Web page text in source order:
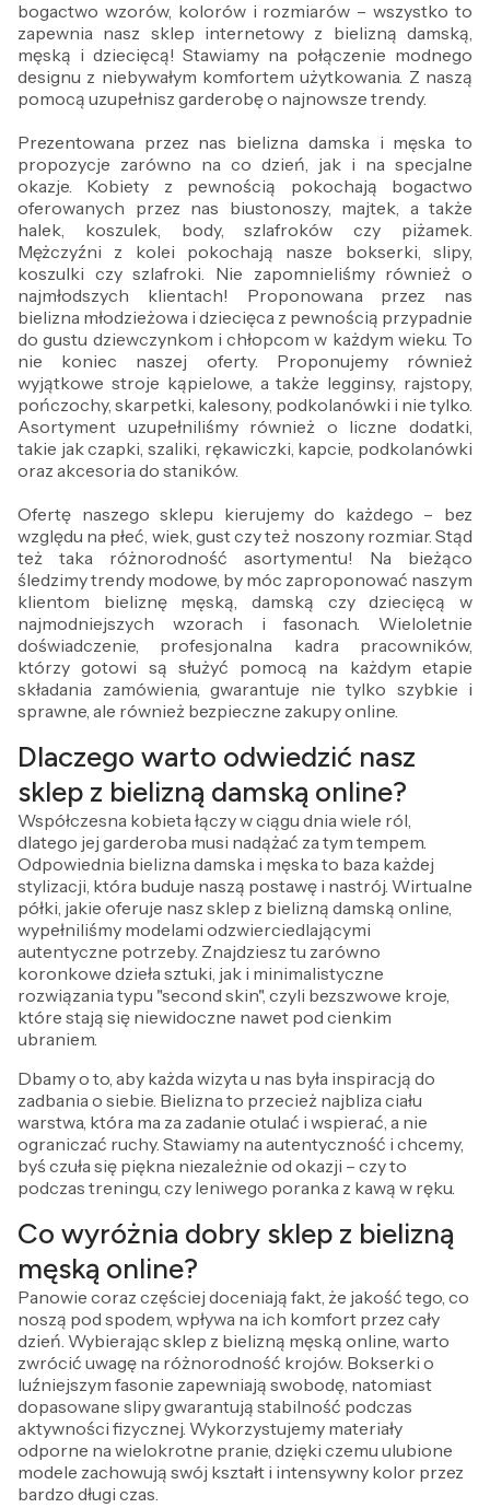
bogactwo wzorów, kolorów i rozmiarów – wszystko to
zapewnia nasz sklep internetowy z bielizną damską,
męską i dziecięcą! Stawiamy na połączenie modnego
designu z niebywałym komfortem użytkowania. Z naszą
pomocą uzupełnisz garderobę o najnowsze trendy.
Prezentowana przez nas bielizna damska i męska to
propozycje zarówno na co dzień, jak i na specjalne
okazje. Kobiety z pewnością pokochają bogactwo
oferowanych przez nas biustonoszy, majtek, a także
halek, koszulek, body, szlafroków czy piżamek.
Mężczyźni z kolei pokochają nasze bokserki, slipy,
koszulki czy szlafroki. Nie zapomnieliśmy również o
najmłodszych klientach! Proponowana przez nas
bielizna młodzieżowa i dziecięca z pewnością przypadnie
do gustu dziewczynkom i chłopcom w każdym wieku. To
nie koniec naszej oferty. Proponujemy również
wyjątkowe stroje kąpielowe, a także legginsy, rajstopy,
pończochy, skarpetki, kalesony, podkolanówki i nie tylko.
Asortyment uzupełniliśmy również o liczne dodatki,
takie jak czapki, szaliki, rękawiczki, kapcie, podkolanówki
oraz akcesoria do staników.
Ofertę naszego sklepu kierujemy do każdego – bez
względu na płeć, wiek, gust czy też noszony rozmiar. Stąd
też taka różnorodność asortymentu! Na bieżąco
śledzimy trendy modowe, by móc zaproponować naszym
klientom bieliznę męską, damską czy dziecięcą w
najmodniejszych wzorach i fasonach. Wieloletnie
doświadczenie, profesjonalna kadra pracowników,
którzy gotowi są służyć pomocą na każdym etapie
składania zamówienia, gwarantuje nie tylko szybkie i
sprawne, ale również bezpieczne zakupy online.
Dlaczego warto odwiedzić nasz
sklep z bielizną damską online?
Współczesna kobieta łączy w ciągu dnia wiele ról,
dlatego jej garderoba musi nadążać za tym tempem.
Odpowiednia bielizna damska i męska to baza każdej
stylizacji, która buduje naszą postawę i nastrój. Wirtualne
półki, jakie oferuje nasz sklep z bielizną damską online,
wypełniliśmy modelami odzwierciedlającymi
autentyczne potrzeby. Znajdziesz tu zarówno
koronkowe dzieła sztuki, jak i minimalistyczne
rozwiązania typu "second skin", czyli bezszwowe kroje,
które stają się niewidoczne nawet pod cienkim
ubraniem.
Dbamy o to, aby każda wizyta u nas była inspiracją do
zadbania o siebie. Bielizna to przecież najbliza ciału
warstwa, która ma za zadanie otulać i wspierać, a nie
ograniczać ruchy. Stawiamy na autentyczność i chcemy,
byś czuła się piękna niezależnie od okazji – czy to
podczas treningu, czy leniwego poranka z kawą w ręku.
Co wyróżnia dobry sklep z bielizną
męską online?
Panowie coraz częściej doceniają fakt, że jakość tego, co
noszą pod spodem, wpływa na ich komfort przez cały
dzień. Wybierając sklep z bielizną męską online, warto
zwrócić uwagę na różnorodność krojów. Bokserki o
luźniejszym fasonie zapewniają swobodę, natomiast
dopasowane slipy gwarantują stabilność podczas
aktywności fizycznej. Wykorzystujemy materiały
odporne na wielokrotne pranie, dzięki czemu ulubione
modele zachowują swój kształt i intensywny kolor przez
bardzo długi czas.